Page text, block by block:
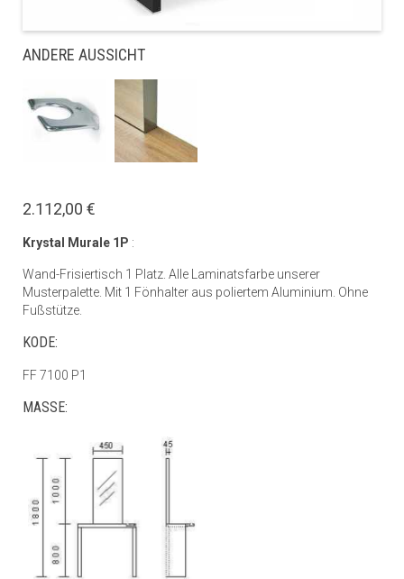
ANDERE AUSSICHT
2.112,00 €
Krystal Murale 1P :
Wand-Frisiertisch 1 Platz. Alle Laminatsfarbe unserer
Musterpalette. Mit 1 Fönhalter aus poliertem Aluminium. Ohne
Fußstütze.
KODE:
FF 7100 P1
MASSE: